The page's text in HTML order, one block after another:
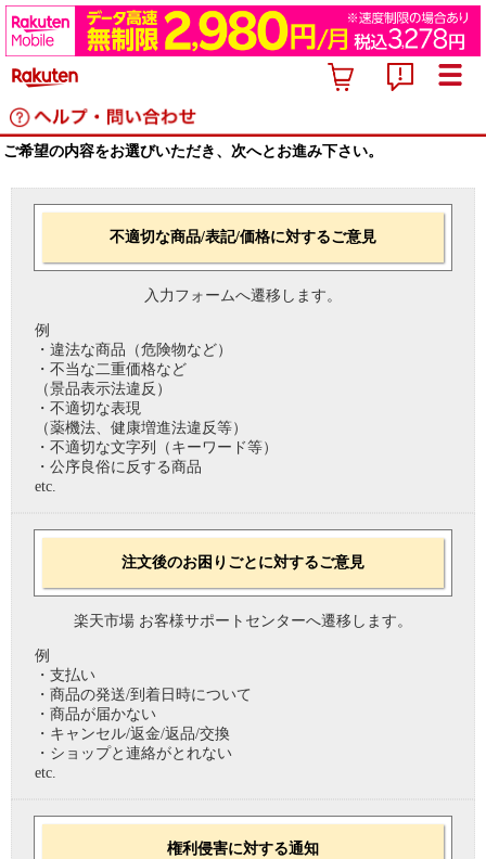
ご希望の内容をお選びいただき、次へとお進み下さい。
不適切な商品/表記/価格に対するご意見
入力フォームへ遷移します。
例
・違法な商品（危険物など）
・不当な二重価格など
（景品表示法違反）
・不適切な表現
（薬機法、健康増進法違反等）
・不適切な文字列（キーワード等）
・公序良俗に反する商品
etc.
注文後のお困りごとに対するご意見
楽天市場 お客様サポートセンターへ遷移します。
例
・支払い
・商品の発送/到着日時について
・商品が届かない
・キャンセル/返金/返品/交換
・ショップと連絡がとれない
etc.
権利侵害に対する通知